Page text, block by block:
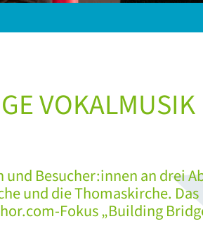
Besucher:innen an drei
und die Thomaskirche.
Fokus „Building